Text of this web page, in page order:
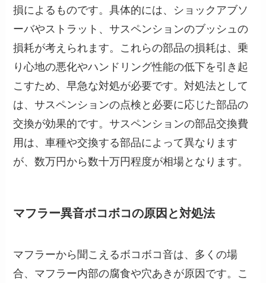
損によるものです。具体的には、ショックアブソ
ーバやストラット、サスペンションのブッシュの
損耗が考えられます。これらの部品の損耗は、乗
り心地の悪化やハンドリング性能の低下を引き起
こすため、早急な対処が必要です。対処法として
は、サスペンションの点検と必要に応じた部品の
交換が効果的です。サスペンションの部品交換費
用は、車種や交換する部品によって異なります
が、数万円から数十万円程度が相場となります。
マフラー異音ボコボコの原因と対処法
マフラーから聞こえるボコボコ音は、多くの場
合、マフラー内部の腐食や穴あきが原因です。こ